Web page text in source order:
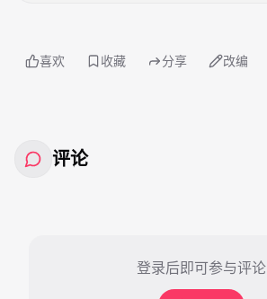
喜欢 收藏 分享 改编
评论
登录后即可参与评论